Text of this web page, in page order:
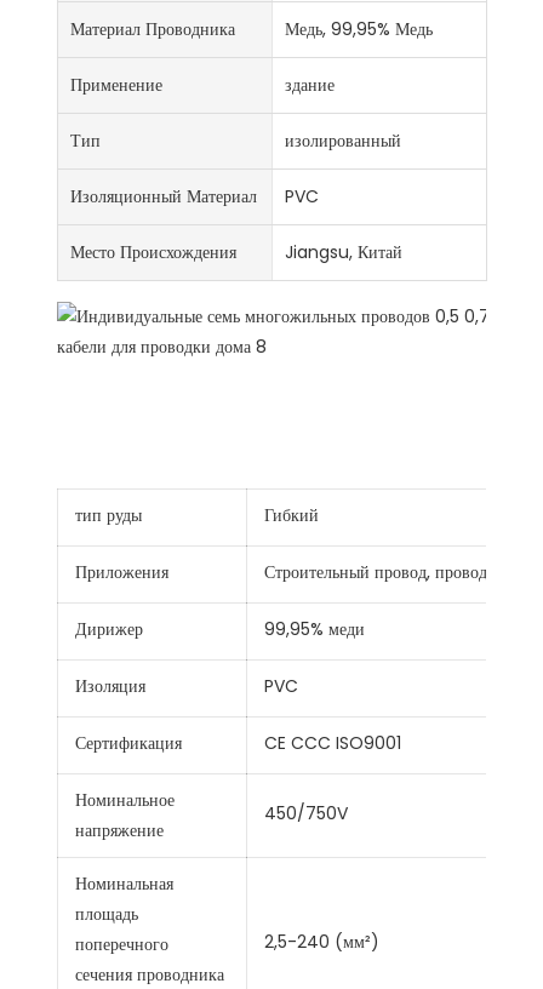
Материал Проводника Медь, 99,95% Медь
Применение здание
Тип изолированный
Изоляционный Материал PVC
Место Происхождения Jiangsu, Китай
тип руды Гибкий
Приложения Строительный провод, проводка дома
Дирижер 99,95% меди
Изоляция PVC
Сертификация CE CCC ISO9001
Номинальное
напряжение
450/750V
Номинальная
площадь
поперечного
сечения проводника
2,5-240 (мм²)